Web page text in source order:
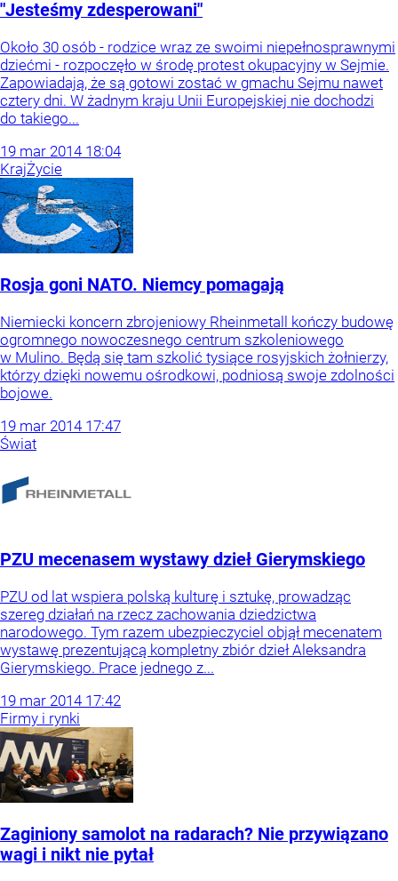
"Jesteśmy zdesperowani"
Około 30 osób - rodzice wraz ze swoimi niepełnosprawnymi
dziećmi - rozpoczęło w środę protest okupacyjny w Sejmie.
Zapowiadają, że są gotowi zostać w gmachu Sejmu nawet
cztery dni. W żadnym kraju Unii Europejskiej nie dochodzi
do takiego...
19 mar 2014 18:04
KrajŻycie
Rosja goni NATO. Niemcy pomagają
Niemiecki koncern zbrojeniowy Rheinmetall kończy budowę
ogromnego nowoczesnego centrum szkoleniowego
w Mulino. Będą się tam szkolić tysiące rosyjskich żołnierzy,
którzy dzięki nowemu ośrodkowi, podniosą swoje zdolności
bojowe.
19 mar 2014 17:47
Świat
PZU mecenasem wystawy dzieł Gierymskiego
PZU od lat wspiera polską kulturę i sztukę, prowadząc
szereg działań na rzecz zachowania dziedzictwa
narodowego. Tym razem ubezpieczyciel objął mecenatem
wystawę prezentującą kompletny zbiór dzieł Aleksandra
Gierymskiego. Prace jednego z...
19 mar 2014 17:42
Firmy i rynki
Zaginiony samolot na radarach? Nie przywiązano
wagi i nikt nie pytał